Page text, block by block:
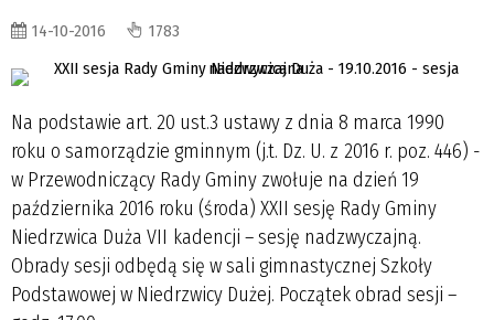
14-10-2016 1783
Na podstawie art. 20 ust.3 ustawy z dnia 8 marca 1990
roku o samorządzie gminnym (j.t. Dz. U. z 2016 r. poz. 446) -
w Przewodniczący Rady Gminy zwołuje na dzień 19
października 2016 roku (środa) XXII sesję Rady Gminy
Niedrzwica Duża VII kadencji – sesję nadzwyczajną.
Obrady sesji odbędą się w sali gimnastycznej Szkoły
Podstawowej w Niedrzwicy Dużej. Początek obrad sesji –